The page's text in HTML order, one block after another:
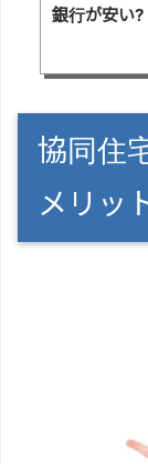
銀行が安い?
協同住
メリッ